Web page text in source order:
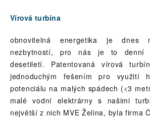
Vírová turbína
obnovitelná energetika je dnes
nezbytností, pro nás je to denní
desetiletí. Patentovaná vírová
jednoduchým řešením pro využití
potenciálu na malých spádech (<3
malé vodní elektrárny s našimi
největší z nich MVE Želina, byla firma